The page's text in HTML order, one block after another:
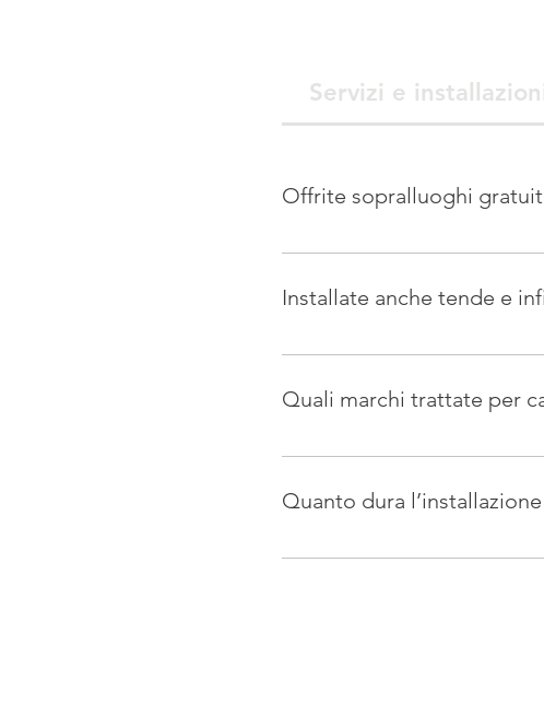
Servizi e
Offrite sopralluoghi
Sì, effettuiamo sempre un
Installate anche tende e
Assolutamente sì. Tutti i nostri
Quali marchi trattate per
Lavoriamo con marchi di alta
Quanto dura
Dipende dal tipo di prodotto e